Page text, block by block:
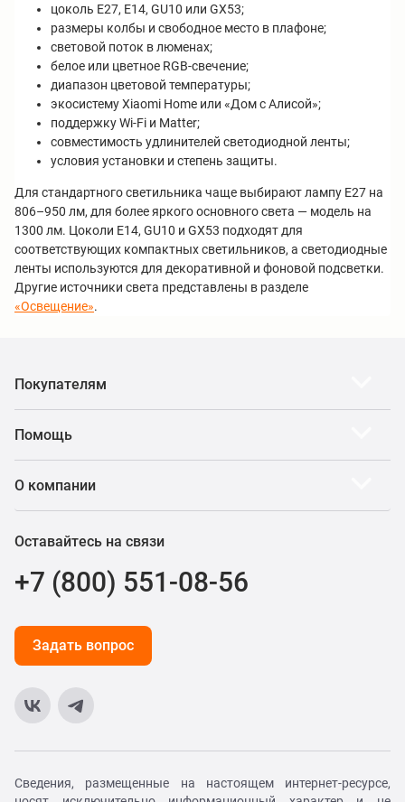
цоколь E27, E14, GU10 или GX53;
размеры колбы и свободное место в плафоне;
световой поток в люменах;
белое или цветное RGB-свечение;
диапазон цветовой температуры;
экосистему Xiaomi Home или «Дом с Алисой»;
поддержку Wi-Fi и Matter;
совместимость удлинителей светодиодной ленты;
условия установки и степень защиты.
Для стандартного светильника чаще выбирают лампу E27 на
806–950 лм, для более яркого основного света — модель на
1300 лм. Цоколи E14, GU10 и GX53 подходят для
соответствующих компактных светильников, а светодиодные
ленты используются для декоративной и фоновой подсветки.
Другие источники света представлены в разделе
«Освещение».
Покупателям
Помощь
О компании
Оставайтесь на связи
+7 (800) 551-08-56
Задать вопрос
Сведения, размещенные на настоящем интернет-ресурсе,